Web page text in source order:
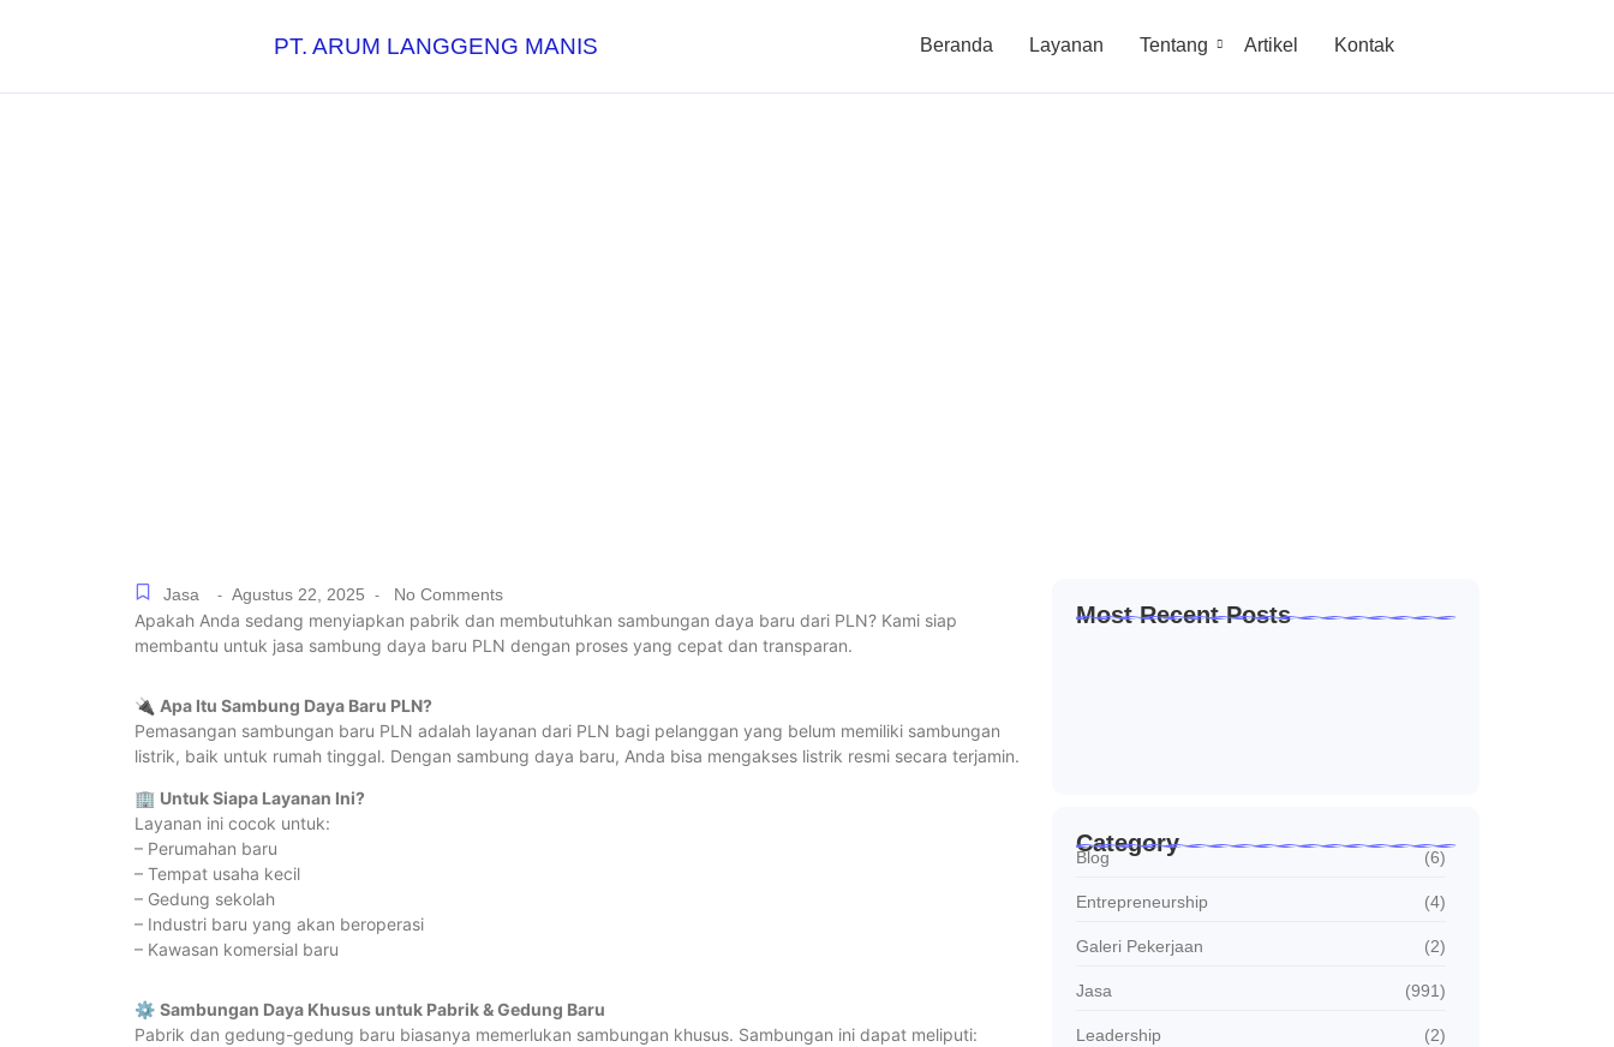
PT. ARUM LANGGENG MANIS Beranda Layanan Tentang Artikel Kontak
Jasa - Agustus 22, 2025 - No Comments
Apakah Anda sedang menyiapkan pabrik dan membutuhkan sambungan daya baru dari PLN? Kami siap
membantu untuk jasa sambung daya baru PLN dengan proses yang cepat dan transparan.
🔌 Apa Itu Sambung Daya Baru PLN?
Pemasangan sambungan baru PLN adalah layanan dari PLN bagi pelanggan yang belum memiliki sambungan
listrik, baik untuk rumah tinggal. Dengan sambung daya baru, Anda bisa mengakses listrik resmi secara terjamin.
🏢 Untuk Siapa Layanan Ini?
Layanan ini cocok untuk:
– Perumahan baru
– Tempat usaha kecil
– Gedung sekolah
– Industri baru yang akan beroperasi
– Kawasan komersial baru
⚙️ Sambungan Daya Khusus untuk Pabrik & Gedung Baru
Pabrik dan gedung-gedung baru biasanya memerlukan sambungan khusus. Sambungan ini dapat meliputi:
Most Recent Posts
Category
Blog (6)
Entrepreneurship (4)
Galeri Pekerjaan (2)
Jasa (991)
Leadership (2)